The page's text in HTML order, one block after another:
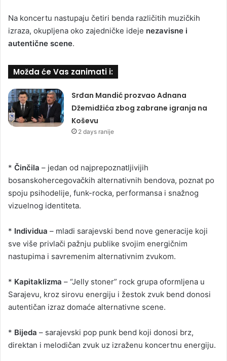
Na koncertu nastupaju četiri benda različitih muzičkih
izraza, okupljena oko zajedničke ideje nezavisne i
autentične scene.
Možda će Vas zanimati i:
Srđan Mandić prozvao Adnana
Džemidžića zbog zabrane igranja na
Koševu
2 days ranije
* Činčila – jedan od najprepoznatljivijih
bosanskohercegovačkih alternativnih bendova, poznat po
spoju psihodelije, funk-rocka, performansa i snažnog
vizuelnog identiteta.
* Individua – mladi sarajevski bend nove generacije koji
sve više privlači pažnju publike svojim energičnim
nastupima i savremenim alternativnim zvukom.
* Kapitaklizma – “Jelly stoner” rock grupa oformljena u
Sarajevu, kroz sirovu energiju i žestok zvuk bend donosi
autentičan izraz domaće alternativne scene.
* Bijeda – sarajevski pop punk bend koji donosi brz,
direktan i melodičan zvuk uz izraženu koncertnu energiju.